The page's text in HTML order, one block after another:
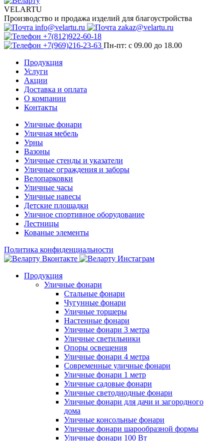
VELARTU
Производство и продажа изделий для благоустройства
info@velartu.ru
zakaz@velartu.ru
+7(812)922-60-18
+7(969)216-23-63 Пн-пт: с 09.00 до 18.00
Продукция
Услуги
Акции
Доставка и оплата
О компании
Контакты
Уличные фонари
Уличная мебель
Урны
Вазоны
Уличные стенды и указатели
Уличные ограждения и заборы
Велопарковки
Уличные часы
Уличные навесы
Детские площадки
Уличное спортивное оборудование
Лестницы
Кованые элементы
Политика конфиденциальности
Продукция
Уличные фонари
Стальные фонари
Чугунные фонари
Уличные торшеры
Настенные фонари
Уличные фонари 3 метра
Уличные светильники
Опоры освещения
Уличные фонари 4 метра
Современные уличные фонари
Уличные фонари 1 метр
Уличные садовые фонари
Уличные светодиодные фонари
Уличные фонари для дачи и загородного
дома
Уличные консольные фонари
Уличные фонари шарообразной формы
Уличные фонари 100 Вт